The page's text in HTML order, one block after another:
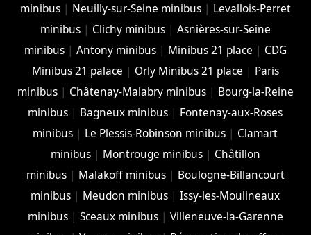
minibus| Neuilly-sur-Seine minibus| Levallois-Perret
minibus| Clichy minibus| Asnières-sur-Seine
minibus| Antony minibus| Minibus 21 place | CDG
Minibus 21 palace | Orly Minibus 21 place | Paris
minibus| Châtenay-Malabry minibus| Bourg-la-Reine
minibus | Bagneux minibus | Fontenay-aux-Roses
minibus | Le Plessis-Robinson minibus | Clamart
minibus| Montrouge minibus| Châtillon
minibus| Malakoff minibus| Boulogne-Billancourt
minibus | Meudon minibus |Issy-les-Moulineaux
minibus| Sceaux minibus| Villeneuve-la-Garenne